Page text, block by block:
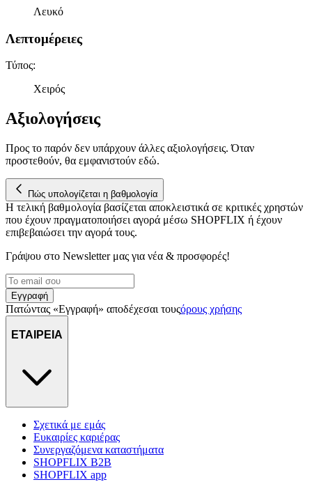
μας επεξεργαζόμαστε προσωπικά σας δεδομένα, π.χ. τη
για να αποθηκεύουμε και να έχουμε πρόσβαση σε πληροφορίες
στη συσκευή σας, με σκοπό την προβολή εξατομικευμένων
διαφημίσεων και περιεχομένου, τις μετρήσεις σχετικά με
μας και την ανάπτυξη προϊόντων. Επίσης, κοινοποιούμε
τοποθεσίας μας στους συνεργάτες μέσων κοινωνικής
Λευκό
Λεπτομέρειες
Τύπος:
Χειρός
Αξιολογήσεις
Προς το παρόν δεν υπάρχουν άλλες αξιολογήσεις. Όταν
προστεθούν, θα εμφανιστούν εδώ.
Πώς υπολογίζεται η βαθμολογία
Η τελική βαθμολογία βασίζεται αποκλειστικά σε κριτικές χρηστών
που έχουν πραγματοποιήσει αγορά μέσω SHOPFLIX ή έχουν
επιβεβαιώσει την αγορά τους.
Γράψου στο Νewsletter μας για νέα & προσφορές!
Εγγραφή
Πατώντας «Εγγραφή» αποδέχεσαι τουςόρους χρήσης
ΕΤΑΙΡΕΙΑ
Σχετικά με εμάς
Ευκαιρίες καριέρας
Συνεργαζόμενα καταστήματα
SHOPFLIX B2B
SHOPFLIX app